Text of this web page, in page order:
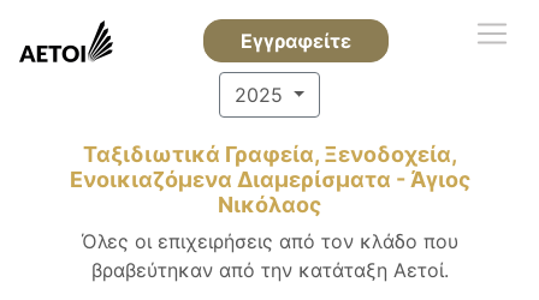
Εγγραφείτε
2025
Ταξιδιωτικά Γραφεία, Ξενοδοχεία,
Ενοικιαζόμενα Διαμερίσματα - Άγιος
Νικόλαος
Όλες οι επιχειρήσεις από τον κλάδο που
βραβεύτηκαν από την κατάταξη Αετοί.